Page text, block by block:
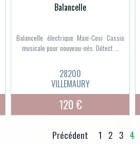
Balancelle
Balancelle électrique Maxi-Cosi Cassia
musicale pour nouveau-nés. Détect ...
28200
VILLEMAURY
120 €
Précédent 1 2 3 4